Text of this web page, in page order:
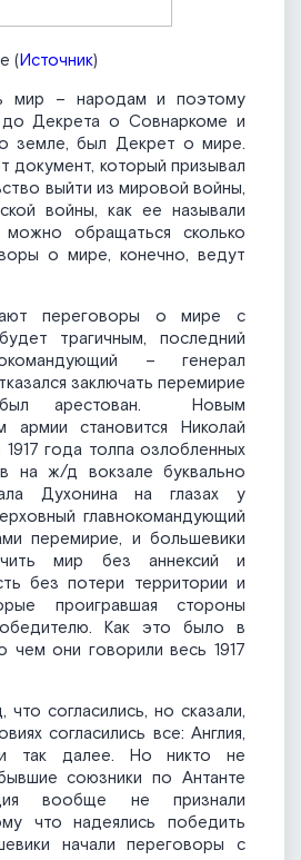
(Источник)
мир – народам и поэтому
Декрета о Совнаркоме и
земле, был Декрет о мире.
документ, который призывал
выйти из мировой войны,
войны, как ее называли
обращаться сколько
о мире, конечно, ведут
переговоры о мире с
трагичным, последний
– генерал
заключать перемирие
арестован. Новым
армии становится Николай
года толпа озлобленных
на ж/д вокзале буквально
Духонина на глазах у
главнокомандующий
перемирие, и большевики
мир без аннексий и
без потери территории и
проигравшая стороны
Как это было в
они говорили весь 1917
согласились, но сказали,
согласились все: Англия,
так далее. Но никто не
союзники по Антанте
вообще не признали
что надеялись победить
начали переговоры с